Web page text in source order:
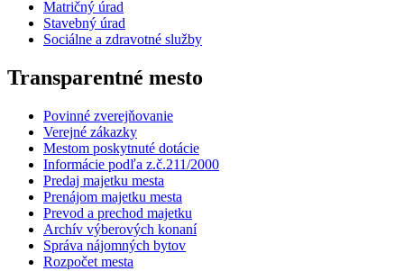
Matričný úrad
Stavebný úrad
Sociálne a zdravotné služby
Transparentné mesto
Povinné zverejňovanie
Verejné zákazky
Mestom poskytnuté dotácie
Informácie podľa z.č.211/2000
Predaj majetku mesta
Prenájom majetku mesta
Prevod a prechod majetku
Archív výberových konaní
Správa nájomných bytov
Rozpočet mesta